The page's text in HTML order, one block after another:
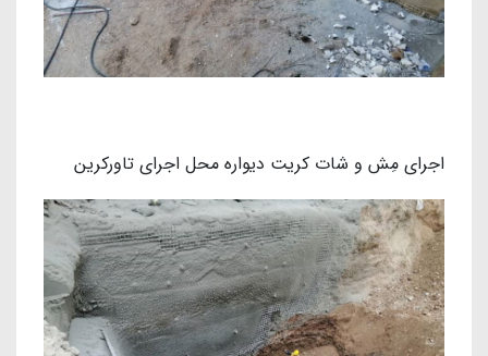
اجرای مِش و شات کریت دیواره محل اجرای تاورکرین